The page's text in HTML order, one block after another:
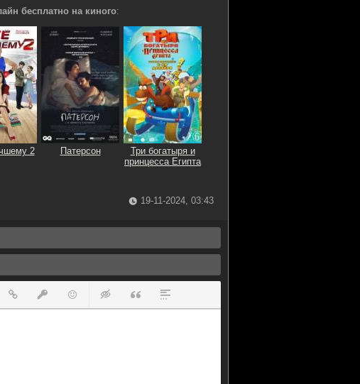
бесплатно на киного:
2 Патерсон
Три богатыря и
принцесса Египта
19-11-2024, 03:43
списоксписок
Вставить ссылку
Вставить защищенную ссылку
Вставить смайлик
Вставка скрытого текста
Вставка цитаты
Вставка спойлера